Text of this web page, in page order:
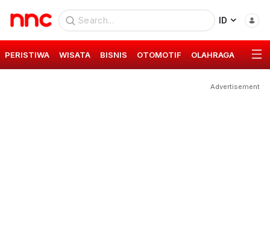
ID
PERISTIWA WISATA BISNIS OTOMOTIF OLAHRAGA GAYA
Advertisement